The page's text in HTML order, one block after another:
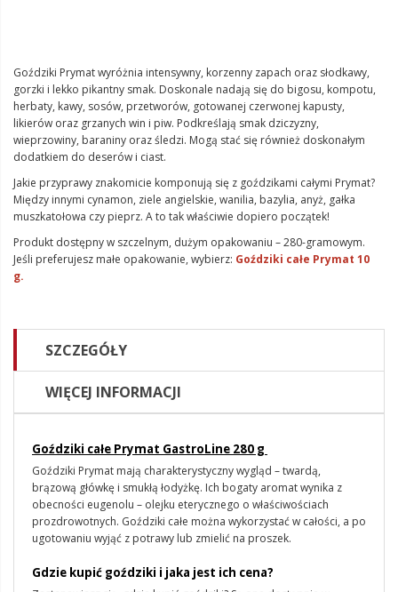
Goździki Prymat wyróżnia intensywny, korzenny zapach oraz słodkawy,
gorzki i lekko pikantny smak. Doskonale nadają się do bigosu, kompotu,
herbaty, kawy, sosów, przetworów, gotowanej czerwonej kapusty,
likierów oraz grzanych win i piw. Podkreślają smak dziczyzny,
wieprzowiny, baraniny oraz śledzi. Mogą stać się również doskonałym
dodatkiem do deserów i ciast.
Jakie przyprawy znakomicie komponują się z goździkami całymi Prymat?
Między innymi cynamon, ziele angielskie, wanilia, bazylia, anyż, gałka
muszkatołowa czy pieprz. A to tak właściwie dopiero początek!
Produkt dostępny w szczelnym, dużym opakowaniu – 280-gramowym.
Jeśli preferujesz małe opakowanie, wybierz: Goździki całe Prymat 10
g.
SZCZEGÓŁY
WIĘCEJ INFORMACJI
Goździki całe Prymat GastroLine 280 g
Goździki Prymat mają charakterystyczny wygląd –twardą,
brązową główkę i smukłą łodyżkę. Ich bogaty aromat wynika z
obecności eugenolu – olejku eterycznego o właściwościach
prozdrowotnych. Goździki całe można wykorzystać w całości, a po
ugotowaniu wyjąć z potrawy lub zmielić na proszek.
Gdzie kupić goździki i jaka jest ich cena?